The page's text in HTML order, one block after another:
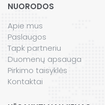
NUORODOS
Apie mus
Paslaugos
Tapk partneriu
Duomenų apsauga
Pirkimo taisyklės
Kontaktai